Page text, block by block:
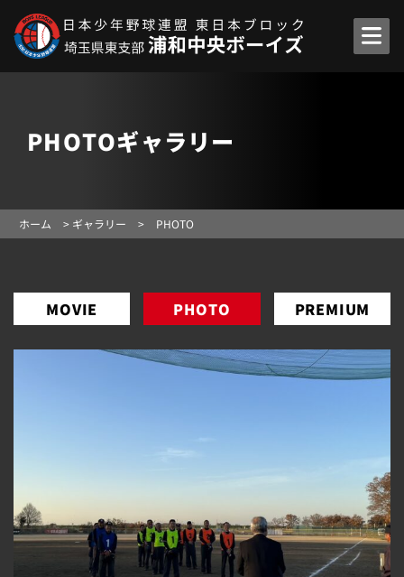
PHOTOギャラリー
ホーム > ギャラリー > PHOTO
MOVIE PHOTO PREMIUM